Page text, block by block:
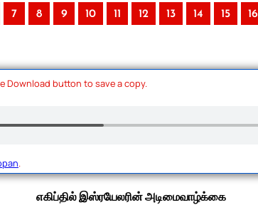
7 8 9 10 11 12 13 14 15 16
Download button to save a copy.
.
எகிப்தில் இஸ்ரயேலரின் அடிமைவாழ்க்கை